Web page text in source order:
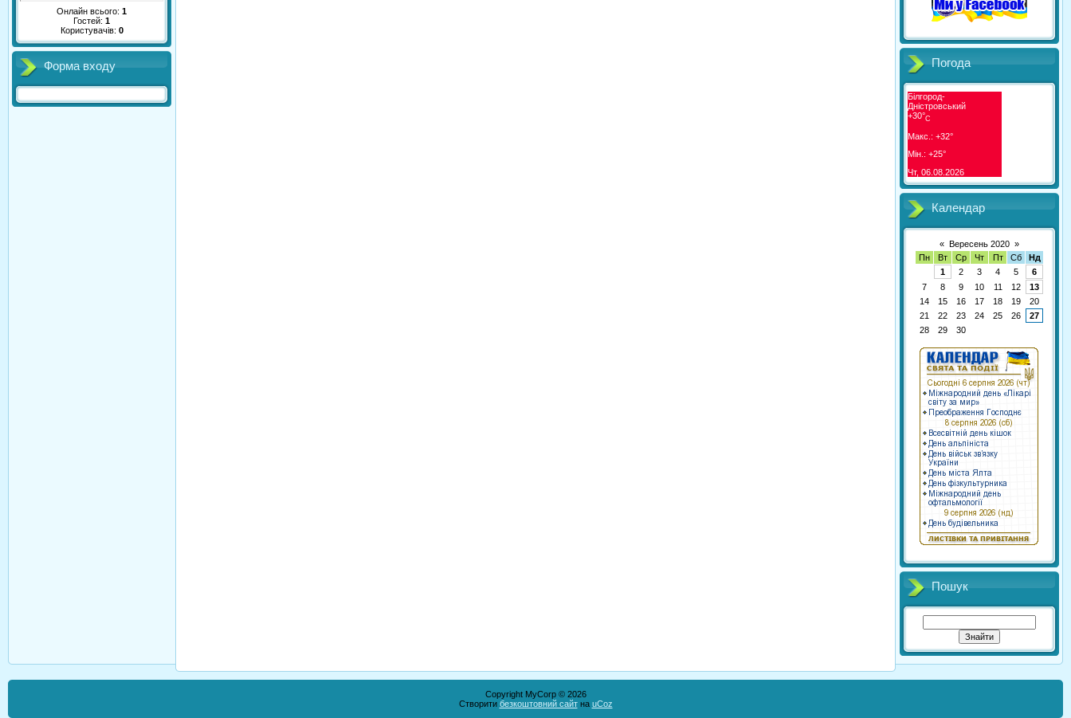
Онлайн всього: 1
Гостей: 1
Користувачів: 0
Форма входу Погода
Білгород-
Дністровський
+30°C
Макс.: +32°
Мін.: +25°
Чт, 06.08.2026
Календар
« Вересень 2020 »
Пн
Вт Ср Чт Пт Сб
Нд
1
2 3 4 5
6
7
8 9 10 11 12
13
14
15 16 17 18 19
20
21
22 23 24 25 26
27
28
29 30
Пошук
Copyright MyCorp © 2026
Створити безкоштовний сайтна uCoz